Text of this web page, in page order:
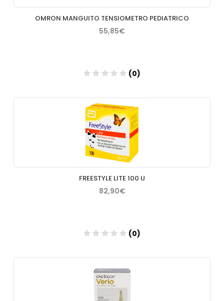
OMRON MANGUITO TENSIOMETRO PEDIATRICO
55,85€
(0)
Añadir
FREESTYLE LITE 100 U
82,90€
(0)
Añadir